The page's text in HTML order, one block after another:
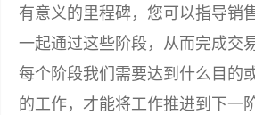
有意义的里程碑，您可以指导销
一起通过这些阶段，从而完成交
每个阶段我们需要达到什么目的
的工作，才能将工作推进到下一